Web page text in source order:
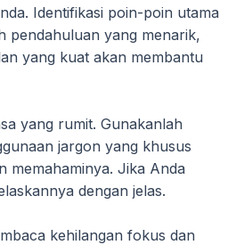
Identifikasi poin-poin utama
pendahuluan yang menarik,
yang kuat akan membantu
yang rumit. Gunakanlah
jargon yang khusus
memahaminya. Jika Anda
dengan jelas.
kehilangan fokus dan